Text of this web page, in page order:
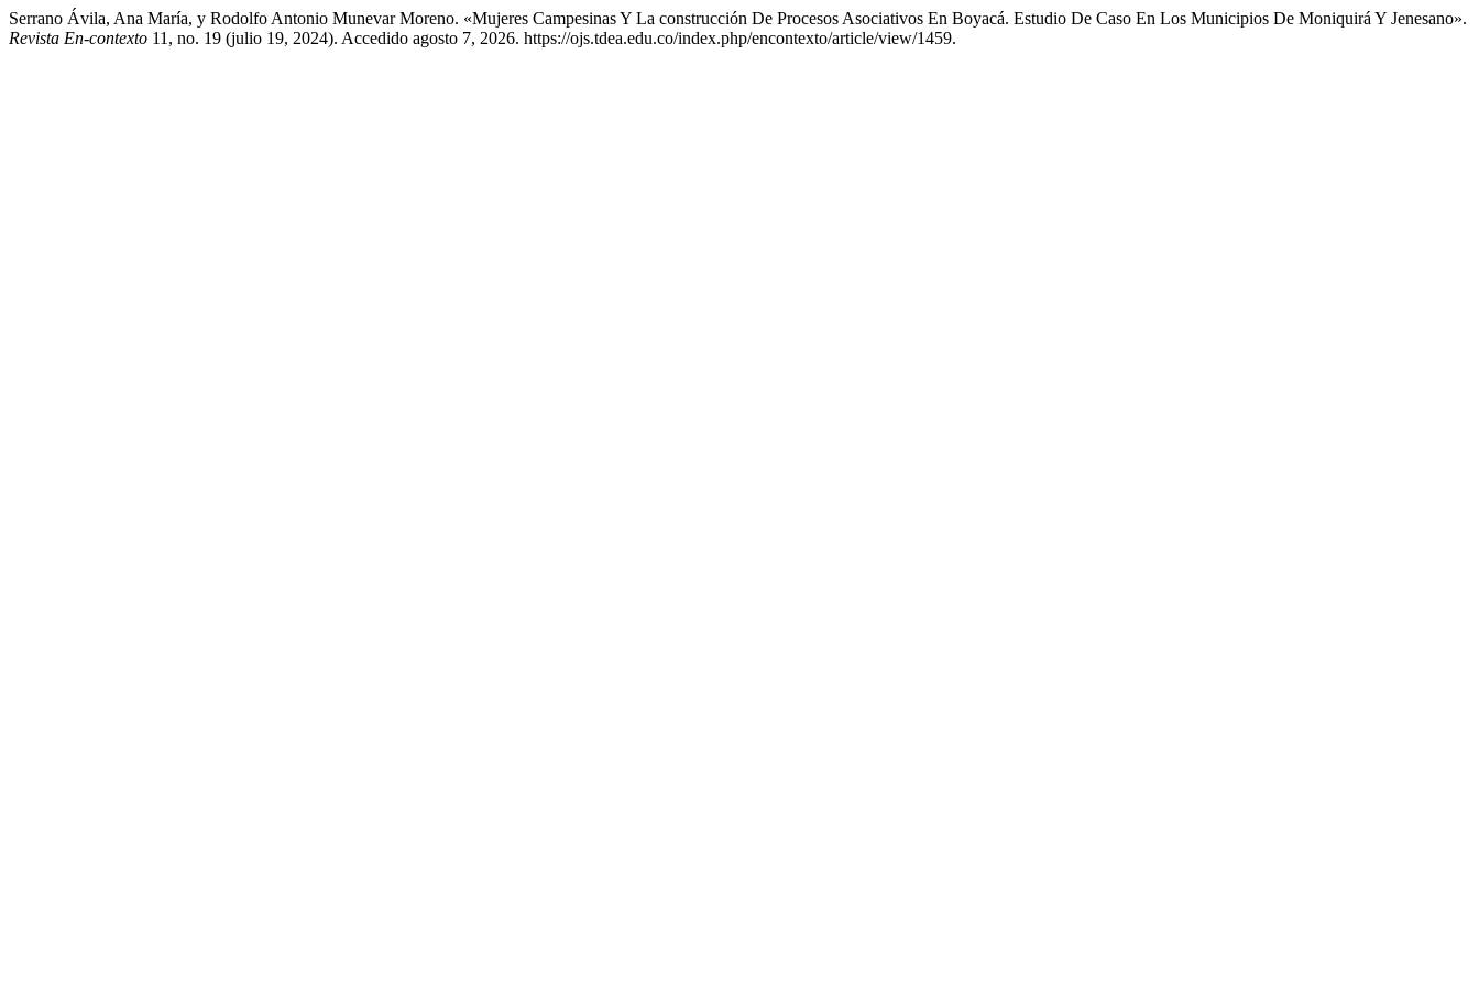
Serrano Ávila, Ana María, y Rodolfo Antonio Munevar Moreno. «Mujeres Campesinas Y La construcción De Procesos Asociativos En Boyacá. Estudio De Caso En Los Municipios De Moniquirá Y Jenesano».
Revista En-contexto 11, no. 19 (julio 19, 2024). Accedido agosto 7, 2026. https://ojs.tdea.edu.co/index.php/encontexto/article/view/1459.